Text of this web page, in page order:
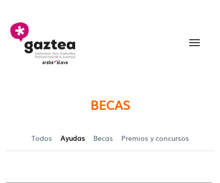
Saltar al contenido principal
BECAS
Todos Ayudas Becas Premios y concursos